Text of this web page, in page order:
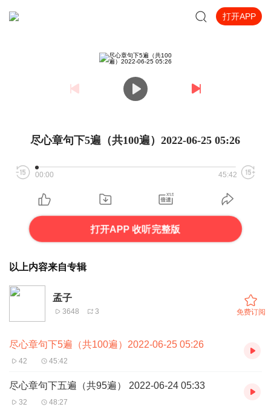
打开APP
尽心章句下5遍（共100遍）2022-06-25 05:26
00:00 45:42
打开APP 收听完整版
以上内容来自专辑
孟子
3648 3 免费订阅
尽心章句下5遍（共100遍）2022-06-25 05:26
42 45:42
尽心章句下五遍（共95遍） 2022-06-24 05:33
32 48:27